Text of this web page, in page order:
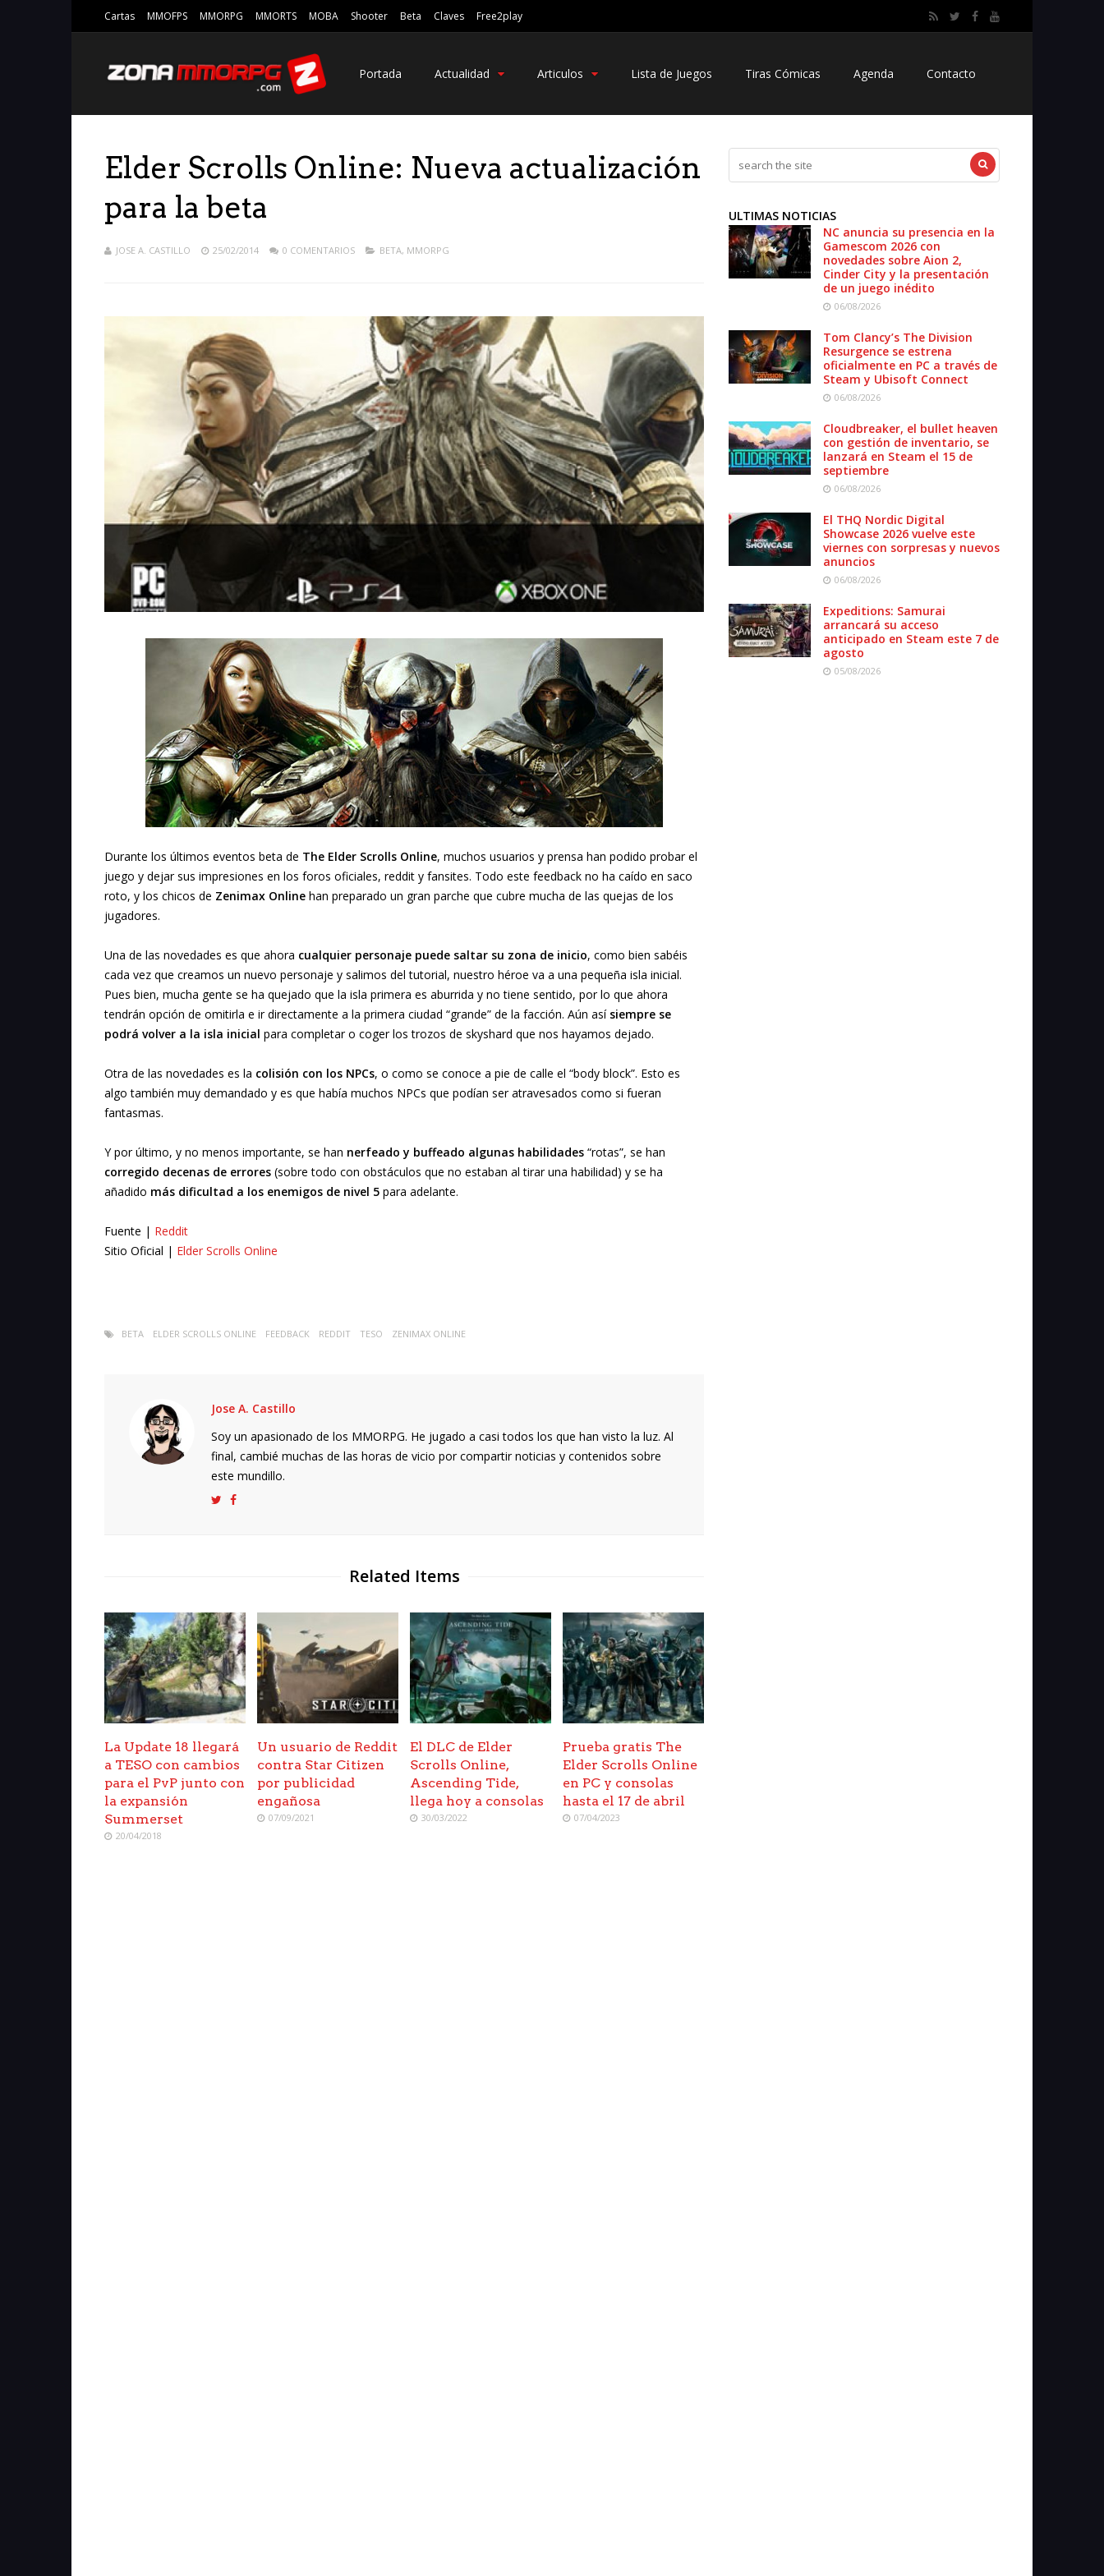
Cartas MMOFPS MMORPG MMORTS MOBA Shooter Beta Claves Free2play
Portada Actualidad Articulos Lista de Juegos Tiras Cómicas Agenda Contacto
Elder Scrolls Online: Nueva actualización
para la beta
JOSE A. CASTILLO 25/02/2014 0 COMENTARIOS BETA, MMORPG
Durante los últimos eventos beta de The Elder Scrolls Online, muchos usuarios y prensa han podido probar el
juego y dejar sus impresiones en los foros oficiales, reddit y fansites. Todo este feedback no ha caído en saco
roto, y los chicos de Zenimax Online han preparado un gran parche que cubre mucha de las quejas de los
jugadores.
Una de las novedades es que ahora cualquier personaje puede saltar su zona de inicio, como bien sabéis
cada vez que creamos un nuevo personaje y salimos del tutorial, nuestro héroe va a una pequeña isla inicial.
Pues bien, mucha gente se ha quejado que la isla primera es aburrida y no tiene sentido, por lo que ahora
tendrán opción de omitirla e ir directamente a la primera ciudad “grande” de la facción. Aún así siempre se
podrá volver a la isla inicial para completar o coger los trozos de skyshard que nos hayamos dejado.
Otra de las novedades es la colisión con los NPCs, o como se conoce a pie de calle el “body block”. Esto es
algo también muy demandado y es que había muchos NPCs que podían ser atravesados como si fueran
fantasmas.
Y por último, y no menos importante, se han nerfeado y buffeado algunas habilidades “rotas”, se han
corregido decenas de errores (sobre todo con obstáculos que no estaban al tirar una habilidad) y se ha
añadido más dificultad a los enemigos de nivel 5 para adelante.
Fuente | Reddit
Sitio Oficial | Elder Scrolls Online
BETA ELDER SCROLLS ONLINE FEEDBACK REDDIT TESO ZENIMAX ONLINE
Jose A. Castillo
Soy un apasionado de los MMORPG. He jugado a casi todos los que han visto la luz. Al
final, cambié muchas de las horas de vicio por compartir noticias y contenidos sobre
este mundillo.
Related Items
La Update 18 llegará
a TESO con cambios
para el PvP junto con
la expansión
Summerset
20/04/2018
Un usuario de Reddit
contra Star Citizen
por publicidad
engañosa
07/09/2021
El DLC de Elder
Scrolls Online,
Ascending Tide,
llega hoy a consolas
30/03/2022
Prueba gratis The
Elder Scrolls Online
en PC y consolas
hasta el 17 de abril
07/04/2023
ULTIMAS NOTICIAS
NC anuncia su presencia en la
Gamescom 2026 con
novedades sobre Aion 2,
Cinder City y la presentación
de un juego inédito
06/08/2026
Tom Clancy’s The Division
Resurgence se estrena
oficialmente en PC a través de
Steam y Ubisoft Connect
06/08/2026
Cloudbreaker, el bullet heaven
con gestión de inventario, se
lanzará en Steam el 15 de
septiembre
06/08/2026
El THQ Nordic Digital
Showcase 2026 vuelve este
viernes con sorpresas y nuevos
anuncios
06/08/2026
Expeditions: Samurai
arrancará su acceso
anticipado en Steam este 7 de
agosto
05/08/2026